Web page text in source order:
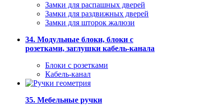
Замки для распашных дверей
Замки для раздвижных дверей
Замки для шторок жалюзи
34. Модульные блоки, блоки с
розетками, заглушки кабель-канала
Блоки с розетками
Кабель-канал
35. Мебельные ручки